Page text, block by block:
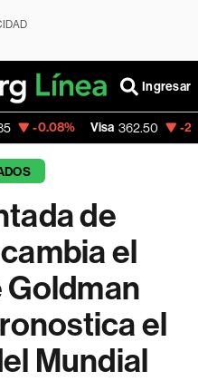
Ingresar
Visa 362.50 -2.15%
de
el
el
Mundial